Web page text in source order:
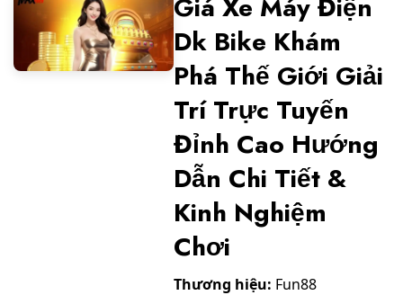
Giá Xe Máy Điện
Dk Bike Khám
Phá Thế Giới Giải
Trí Trực Tuyến
Đỉnh Cao Hướng
Dẫn Chi Tiết &
Kinh Nghiệm
Chơi
Thương hiệu: Fun88